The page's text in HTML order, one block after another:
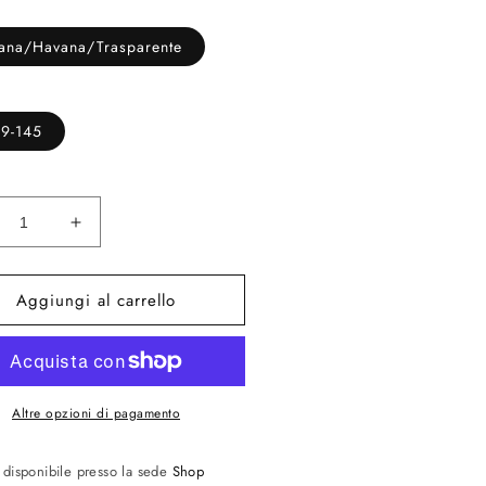
Havana/Trasparente
145
Aumenta
quantità
per
Occhiali
da
SL
777-
002
Aggiungi al carrello
Altre opzioni di pagamento
disponibile presso la sede Shop